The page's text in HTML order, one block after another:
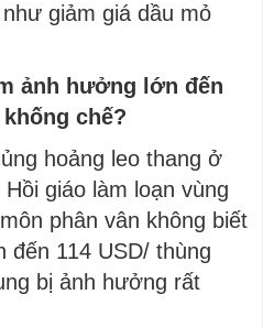
giảm giá dầu mỏ
ảnh hưởng lớn đến
chế?
hoảng leo thang ở
giáo làm loạn vùng
phân vân không biết
đến 114 USD/ thùng
bị ảnh hưởng rất